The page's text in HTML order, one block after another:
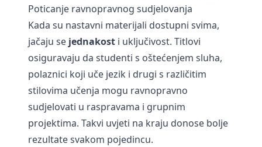
Poticanje ravnopravnog sudjelovanja
Kada su nastavni materijali dostupni svima,
jačaju se jednakost i uključivost. Titlovi
osiguravaju da studenti s oštećenjem sluha,
polaznici koji uče jezik i drugi s različitim
stilovima učenja mogu ravnopravno
sudjelovati u raspravama i grupnim
projektima. Takvi uvjeti na kraju donose bolje
rezultate svakom pojedincu.